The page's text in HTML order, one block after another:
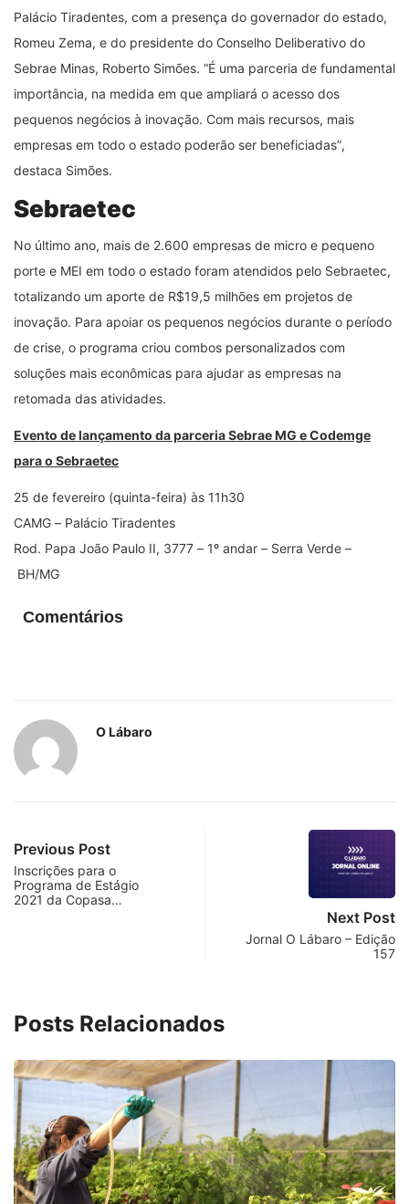
Palácio Tiradentes, com a presença do governador do estado,
Romeu Zema, e do presidente do Conselho Deliberativo do
Sebrae Minas, Roberto Simões. “É uma parceria de fundamental
importância, na medida em que ampliará o acesso dos
pequenos negócios à inovação. Com mais recursos, mais
empresas em todo o estado poderão ser beneficiadas”,
destaca Simões.
Sebraetec
No último ano, mais de 2.600 empresas de micro e pequeno
porte e MEI em todo o estado foram atendidos pelo Sebraetec,
totalizando um aporte de R$19,5 milhões em projetos de
inovação. Para apoiar os pequenos negócios durante o período
de crise, o programa criou combos personalizados com
soluções mais econômicas para ajudar as empresas na
retomada das atividades.
Evento de lançamento da parceria Sebrae MG e Codemge
para o Sebraetec
25 de fevereiro (quinta-feira) às 11h30
CAMG – Palácio Tiradentes
Rod. Papa João Paulo II, 3777 – 1º andar – Serra Verde –
BH/MG
Comentários
O Lábaro
Previous Post
Inscrições para o
Programa de Estágio
2021 da Copasa…
Next Post
Jornal O Lábaro – Edição
157
Posts Relacionados